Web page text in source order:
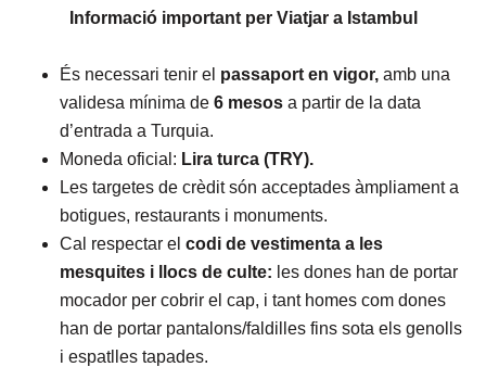
Informació important per Viatjar a Istambul
És necessari tenir el passaport en vigor, amb una
validesa mínima de 6 mesos a partir de la data
d’entrada a Turquia.
Moneda oficial: Lira turca (TRY).
Les targetes de crèdit són acceptades àmpliament a
botigues, restaurants i monuments.
Cal respectar el codi de vestimenta a les
mesquites i llocs de culte: les dones han de portar
mocador per cobrir el cap, i tant homes com dones
han de portar pantalons/faldilles fins sota els genolls
i espatlles tapades.